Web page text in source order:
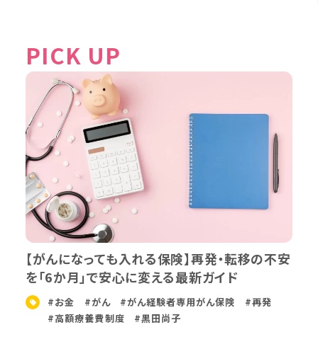
PICK UP
【がんになっても入れる保険】再発・転移の不安
を「6か月」で安心に変える最新ガイド
#お金 #がん #がん経験者専用がん保険
#再発
#高額療養費制度
#黒田尚子